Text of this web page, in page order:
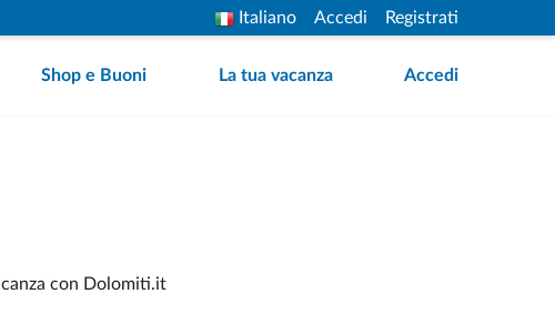
Italiano Accedi Registrati
Shop e Buoni La tua vacanza Accedi
con Dolomiti.it